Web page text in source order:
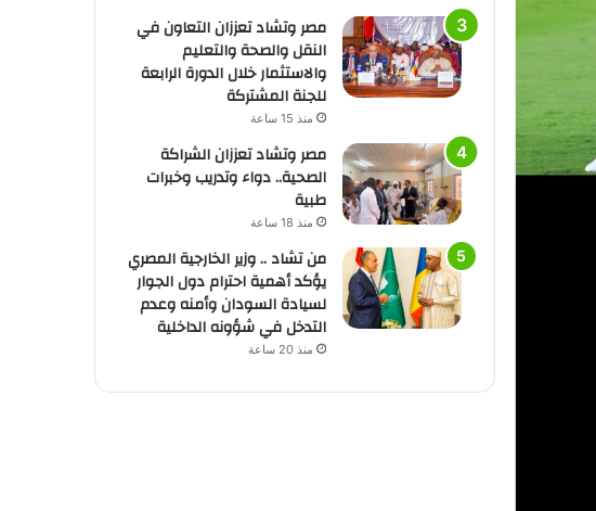
مصر وتشاد تعززان التعاون في
النقل والصحة والتعليم
والاستثمار خلال الدورة الرابعة
للجنة المشتركة
منذ 15 ساعة
مصر وتشاد تعززان الشراكة
الصحية.. دواء وتدريب وخبرات
طبية
منذ 18 ساعة
من تشاد .. وزير الخارجية المصري
يؤكد أهمية احترام دول الجوار
لسيادة السودان وأمنه وعدم
التدخل في شؤونه الداخلية
منذ 20 ساعة